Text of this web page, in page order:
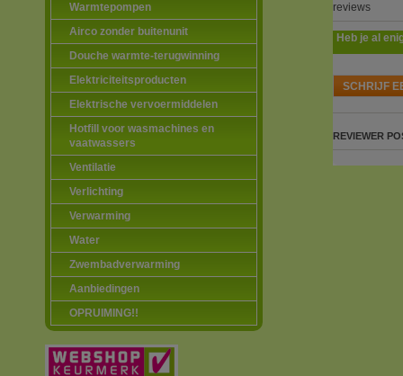
Warmtepompen
Airco zonder buitenunit
Douche warmte-terugwinning
Elektriciteitsproducten
Elektrische vervoermiddelen
Hotfill voor wasmachines en
vaatwassers
Ventilatie
Verlichting
Verwarming
Water
Zwembadverwarming
Aanbiedingen
OPRUIMING!!
reviews
Heb je al
SCHRIJF
REVIEWER